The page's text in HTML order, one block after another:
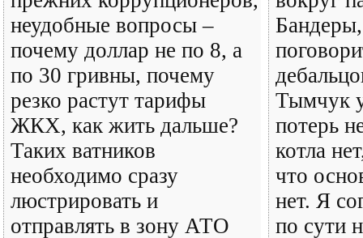
неудобные вопросы –
почему доллар не по 8, а
по 30 гривны, почему
резко растут тарифы
ЖКХ, как жить дальше?
Таких ватников
необходимо сразу
люстрировать и
отправлять в зону АТО
Тымчук
потерь
котла
что
нет. Я
по сути